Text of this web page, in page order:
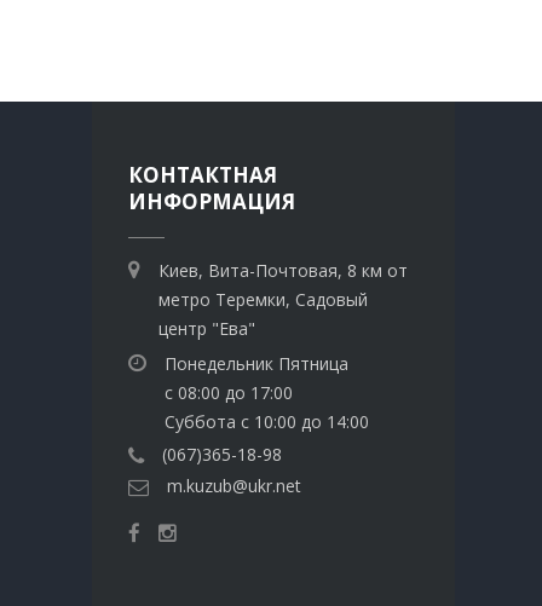
КОНТАКТНАЯ
ИНФОРМАЦИЯ
Киев, Вита-Почтовая, 8 км от
метро Теремки, Садовый
центр "Ева"
Понедельник Пятница
с 08:00 до 17:00
Суббота с 10:00 до 14:00
(067)365-18-98
m.kuzub@ukr.net